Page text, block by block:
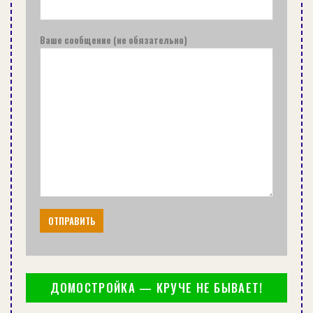
презентабельно, нужно, ох как постараться. Для
этого придется изготовить каркас.
То есть, сам отделочный материал на металл не
крепится (это усложняет работу до максимума).
А вот деревянный каркас, состоящий из
нескольких реек, будет проще прикрепить к
металлу (меньше работ, связанных с таким
процессом, как сверление).
Как это все происходит. Обычно металлические
двери + обшитые вагонкой требуют простого
каркаса, изготовленного из нетолстых реек или
брусков, которые монтируются по периметру
лицевой части. Для этого в первую очередь
подрезается каждая часть каркаса под
необходимый размер. Затем в них сверлятся
Ваше сообщение (не обязательно)
ДОМОСТРОЙКА — КРУЧЕ НЕ БЫВАЕТ!